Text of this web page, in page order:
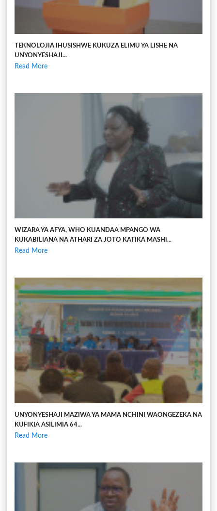
TEKNOLOJIA IHUSISHWE KUKUZA ELIMU YA LISHE NA
UNYONYESHAJI...
Read More
WIZARA YA AFYA, WHO KUANDAA MPANGO WA
KUKABILIANA NA ATHARI ZA JOTO KATIKA MASHI...
Read More
UNYONYESHAJI MAZIWA YA MAMA NCHINI WAONGEZEKA NA
KUFIKIA ASILIMIA 64...
Read More